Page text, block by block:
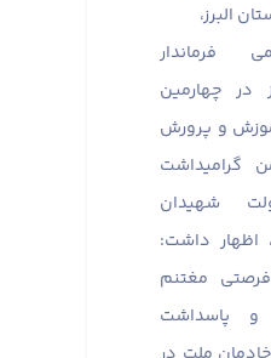
البرز،
فرماندار
در چهارمین
و پرورش
گرامیداشت
شهیدان
اظهار داشت:
مغتنم
و پاسداشت